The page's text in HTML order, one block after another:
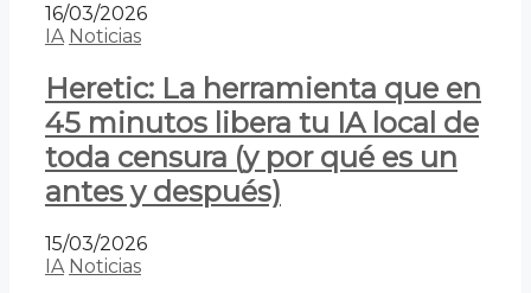
16/03/2026
IA Noticias
Heretic: La herramienta que en
45 minutos libera tu IA local de
toda censura (y por qué es un
antes y después)
15/03/2026
IA Noticias